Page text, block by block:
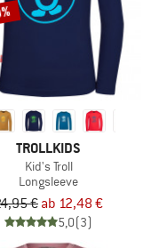
TROLLKIDS
Kid's Troll
Longsleeve
€ab 12,48 €
5,0(3)